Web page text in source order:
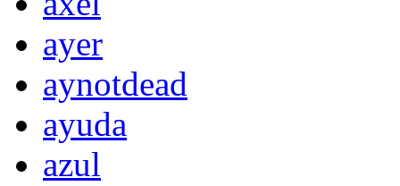
ayer
aynotdead
ayuda
azul